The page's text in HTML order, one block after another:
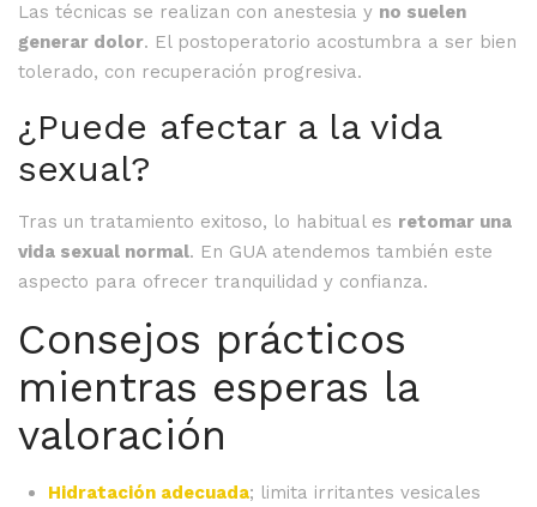
Las técnicas se realizan con anestesia y no suelen
generar dolor. El postoperatorio acostumbra a ser bien
tolerado, con recuperación progresiva.
¿Puede afectar a la vida
sexual?
Tras un tratamiento exitoso, lo habitual es retomar una
vida sexual normal. En GUA atendemos también este
aspecto para ofrecer tranquilidad y confianza.
Consejos prácticos
mientras esperas la
valoración
Hidratación adecuada; limita irritantes vesicales